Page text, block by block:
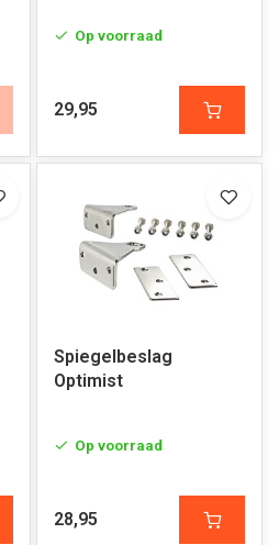
Op voorraad
29,95
Spiegelbeslag
Optimist
Op voorraad
28,95